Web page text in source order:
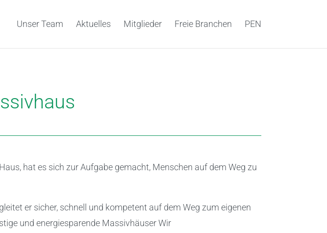
Unser Team Aktuelles Mitglieder Freie Branchen PEN
hat es sich zur Aufgabe gemacht, Menschen auf dem Weg zu
er sicher, schnell und kompetent auf dem Weg zum eigenen
und energiesparende Massivhäuser Wir